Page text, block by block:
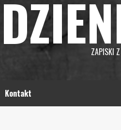
ZAPISKI
Kontakt